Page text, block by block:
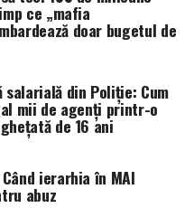
de nave comerciale
care nu mai vine.
ce „mafia
doar bugetul de
salarială din Poliție: Cum
mii de agenți printr-o
de 16 ani
ierarhia în MAI
abuz